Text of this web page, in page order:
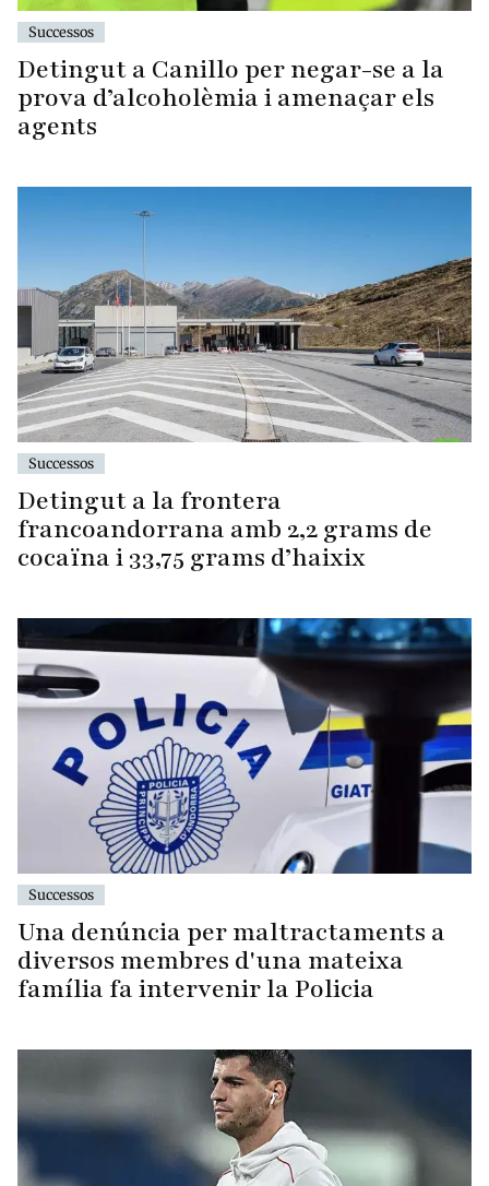
Successos
Detingut a Canillo per negar-se a la
prova d’alcoholèmia i amenaçar els
agents
Successos
Detingut a la frontera
francoandorrana amb 2,2 grams de
cocaïna i 33,75 grams d’haixix
Successos
Una denúncia per maltractaments a
diversos membres d'una mateixa
família fa intervenir la Policia